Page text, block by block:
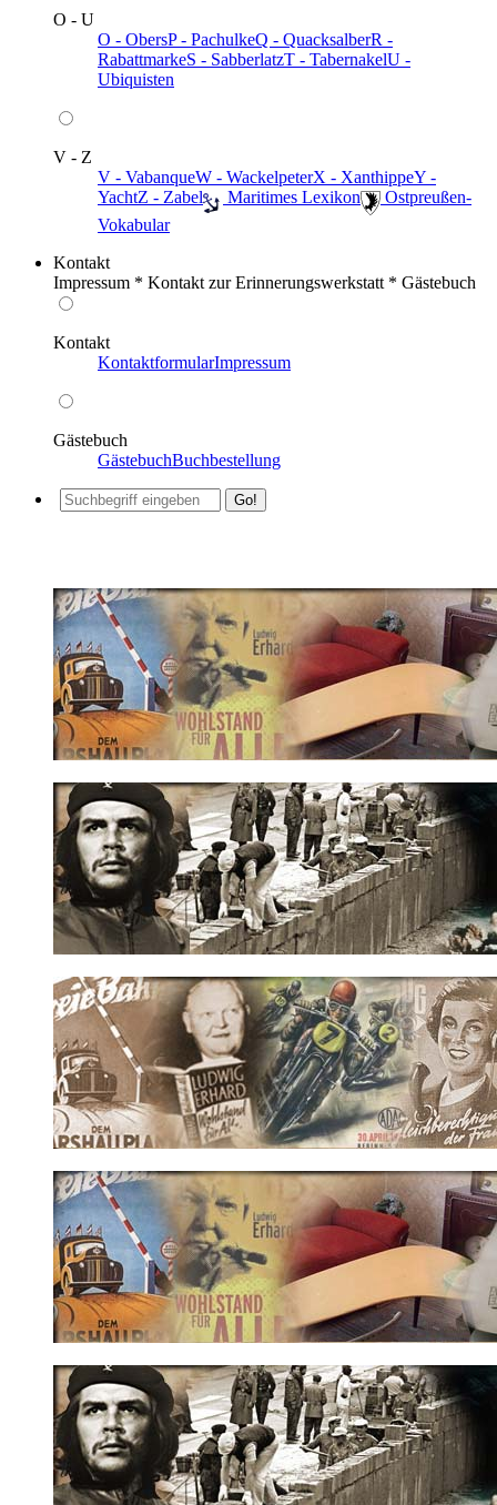
O - U
O - ObersP - PachulkeQ - QuacksalberR -
RabattmarkeS - SabberlatzT - TabernakelU -
Ubiquisten
V - Z
V - VabanqueW - WackelpeterX - XanthippeY -
YachtZ - Zabel ️ Maritimes Lexikon
️ Ostpreußen-
Vokabular
Kontakt
Impressum * Kontakt zur Erinnerungswerkstatt * Gästebuch
Kontakt
KontaktformularImpressum
Gästebuch
GästebuchBuchbestellung